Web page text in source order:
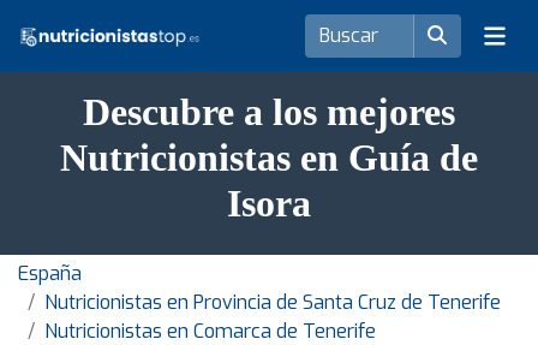
Descubre a los mejores
Nutricionistas en Guía de
Isora
España
Nutricionistas en Provincia de Santa Cruz de Tenerife
Nutricionistas en Comarca de Tenerife